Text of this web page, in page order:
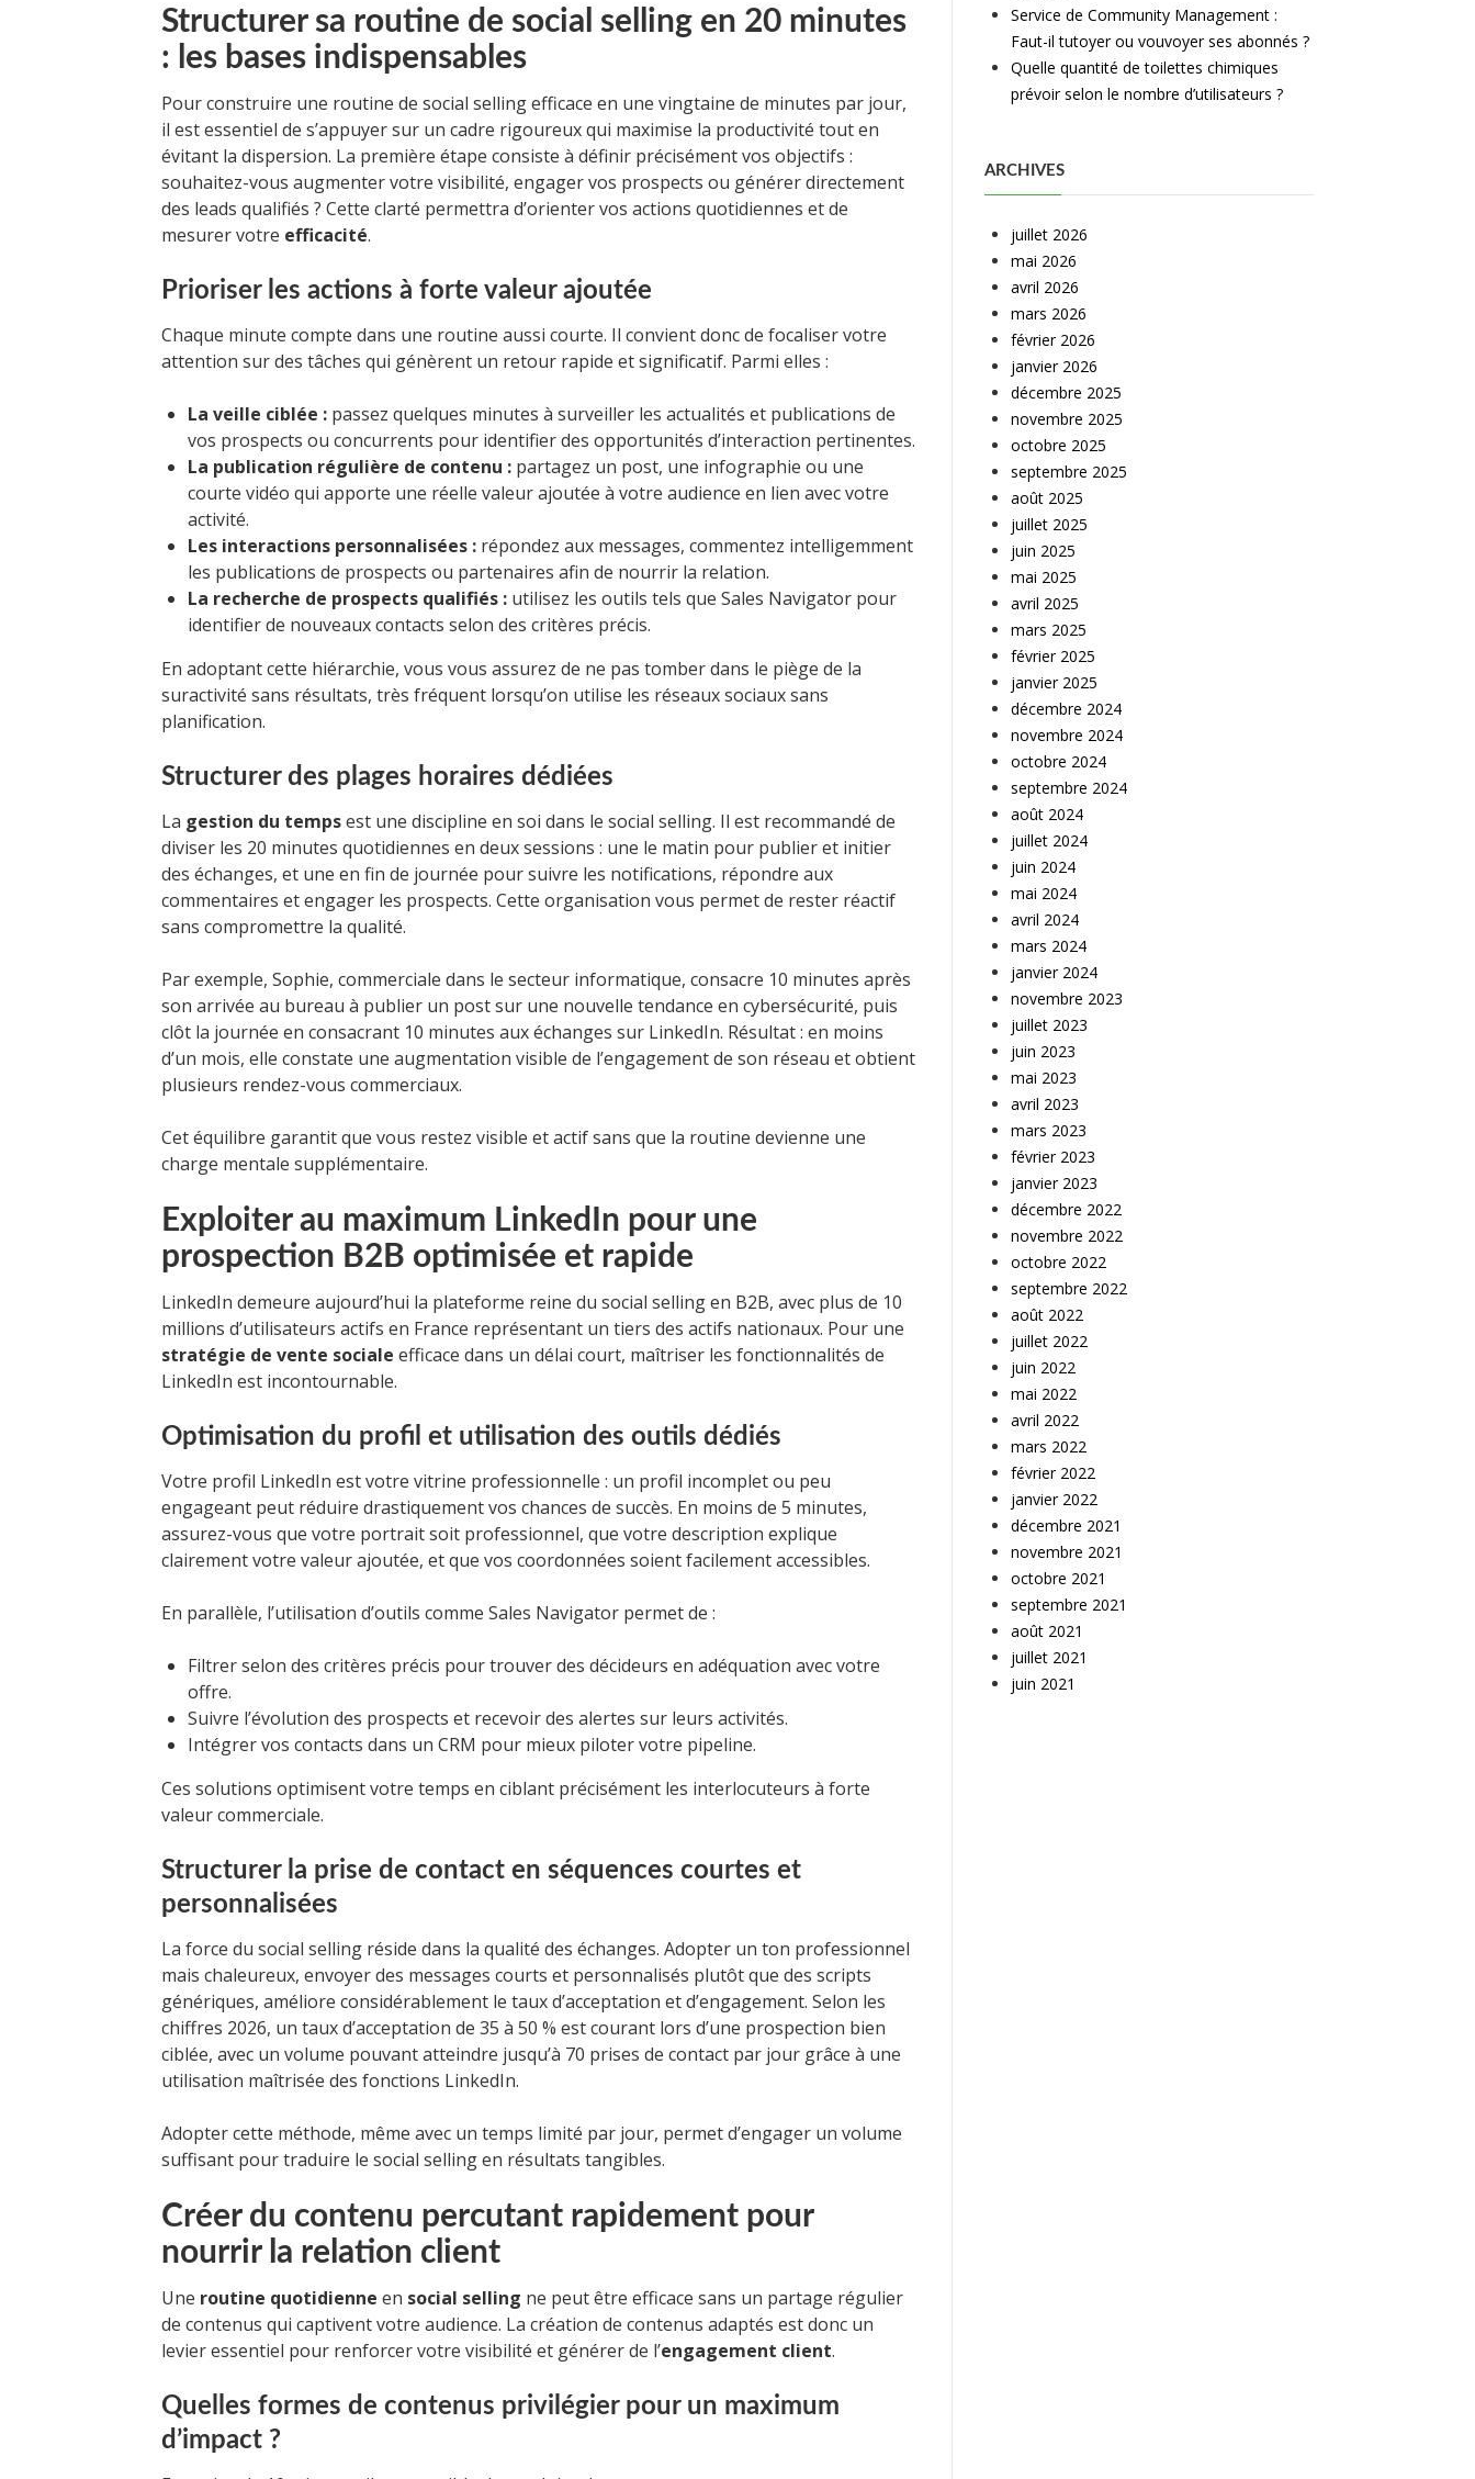
Structurer sa routine de social selling en 20 minutes
: les bases indispensables
Pour construire une routine de social selling efficace en une vingtaine de minutes par jour,
il est essentiel de s’appuyer sur un cadre rigoureux qui maximise la productivité tout en
évitant la dispersion. La première étape consiste à définir précisément vos objectifs :
souhaitez-vous augmenter votre visibilité, engager vos prospects ou générer directement
des leads qualifiés ? Cette clarté permettra d’orienter vos actions quotidiennes et de
mesurer votre efficacité.
Prioriser les actions à forte valeur ajoutée
Chaque minute compte dans une routine aussi courte. Il convient donc de focaliser votre
attention sur des tâches qui génèrent un retour rapide et significatif. Parmi elles :
La veille ciblée : passez quelques minutes à surveiller les actualités et publications de
vos prospects ou concurrents pour identifier des opportunités d’interaction pertinentes.
La publication régulière de contenu : partagez un post, une infographie ou une
courte vidéo qui apporte une réelle valeur ajoutée à votre audience en lien avec votre
activité.
Les interactions personnalisées : répondez aux messages, commentez intelligemment
les publications de prospects ou partenaires afin de nourrir la relation.
La recherche de prospects qualifiés : utilisez les outils tels que Sales Navigator pour
identifier de nouveaux contacts selon des critères précis.
En adoptant cette hiérarchie, vous vous assurez de ne pas tomber dans le piège de la
suractivité sans résultats, très fréquent lorsqu’on utilise les réseaux sociaux sans
planification.
Structurer des plages horaires dédiées
La gestion du tempsest une discipline en soi dans le social selling. Il est recommandé de
diviser les 20 minutes quotidiennes en deux sessions : une le matin pour publier et initier
des échanges, et une en fin de journée pour suivre les notifications, répondre aux
commentaires et engager les prospects. Cette organisation vous permet de rester réactif
sans compromettre la qualité.
Par exemple, Sophie, commerciale dans le secteur informatique, consacre 10 minutes après
son arrivée au bureau à publier un post sur une nouvelle tendance en cybersécurité, puis
clôt la journée en consacrant 10 minutes aux échanges sur LinkedIn. Résultat : en moins
d’un mois, elle constate une augmentation visible de l’engagement de son réseau et obtient
plusieurs rendez-vous commerciaux.
Cet équilibre garantit que vous restez visible et actif sans que la routine devienne une
charge mentale supplémentaire.
Exploiter au maximum LinkedIn pour une
prospection B2B optimisée et rapide
LinkedIn demeure aujourd’hui la plateforme reine du social selling en B2B, avec plus de 10
millions d’utilisateurs actifs en France représentant un tiers des actifs nationaux. Pour une
stratégie de vente sociale efficace dans un délai court, maîtriser les fonctionnalités de
LinkedIn est incontournable.
Optimisation du profil et utilisation des outils dédiés
Votre profil LinkedIn est votre vitrine professionnelle : un profil incomplet ou peu
engageant peut réduire drastiquement vos chances de succès. En moins de 5 minutes,
assurez-vous que votre portrait soit professionnel, que votre description explique
clairement votre valeur ajoutée, et que vos coordonnées soient facilement accessibles.
En parallèle, l’utilisation d’outils comme Sales Navigator permet de :
Filtrer selon des critères précis pour trouver des décideurs en adéquation avec votre
offre.
Suivre l’évolution des prospects et recevoir des alertes sur leurs activités.
Intégrer vos contacts dans un CRM pour mieux piloter votre pipeline.
Ces solutions optimisent votre temps en ciblant précisément les interlocuteurs à forte
valeur commerciale.
Structurer la prise de contact en séquences courtes et
personnalisées
La force du social selling réside dans la qualité des échanges. Adopter un ton professionnel
mais chaleureux, envoyer des messages courts et personnalisés plutôt que des scripts
génériques, améliore considérablement le taux d’acceptation et d’engagement. Selon les
chiffres 2026, un taux d’acceptation de 35 à 50 % est courant lors d’une prospection bien
ciblée, avec un volume pouvant atteindre jusqu’à 70 prises de contact par jour grâce à une
utilisation maîtrisée des fonctions LinkedIn.
Adopter cette méthode, même avec un temps limité par jour, permet d’engager un volume
suffisant pour traduire le social selling en résultats tangibles.
Créer du contenu percutant rapidement pour
nourrir la relation client
Une routine quotidienne en social selling ne peut être efficace sans un partage régulier
de contenus qui captivent votre audience. La création de contenus adaptés est donc un
levier essentiel pour renforcer votre visibilité et générer de l’engagement client.
Quelles formes de contenus privilégier pour un maximum
d’impact ?
Service de Community Management :
Faut-il tutoyer ou vouvoyer ses abonnés ?
Quelle quantité de toilettes chimiques
prévoir selon le nombre d’utilisateurs ?
ARCHIVES
juillet 2026
mai 2026
avril 2026
mars 2026
février 2026
janvier 2026
décembre 2025
novembre 2025
octobre 2025
septembre 2025
août 2025
juillet 2025
juin 2025
mai 2025
avril 2025
mars 2025
février 2025
janvier 2025
décembre 2024
novembre 2024
octobre 2024
septembre 2024
août 2024
juillet 2024
juin 2024
mai 2024
avril 2024
mars 2024
janvier 2024
novembre 2023
juillet 2023
juin 2023
mai 2023
avril 2023
mars 2023
février 2023
janvier 2023
décembre 2022
novembre 2022
octobre 2022
septembre 2022
août 2022
juillet 2022
juin 2022
mai 2022
avril 2022
mars 2022
février 2022
janvier 2022
décembre 2021
novembre 2021
octobre 2021
septembre 2021
août 2021
juillet 2021
juin 2021